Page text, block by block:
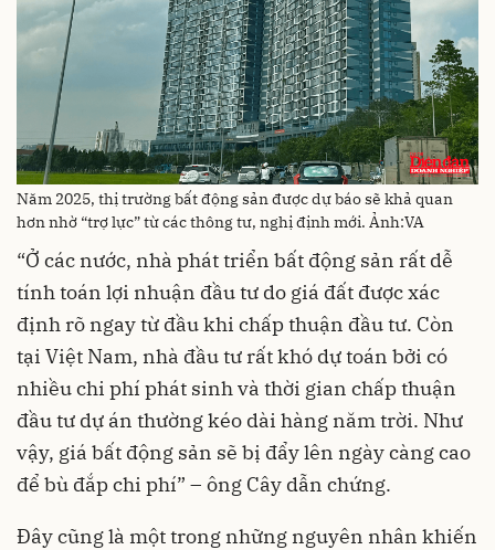
Năm 2025, thị trường bất động sản được dự báo sẽ khả quan
hơn nhờ “trợ lực” từ các thông tư, nghị định mới. Ảnh:VA
“Ở các nước, nhà phát triển bất động sản rất dễ
tính toán lợi nhuận đầu tư do giá đất được xác
định rõ ngay từ đầu khi chấp thuận đầu tư. Còn
tại Việt Nam, nhà đầu tư rất khó dự toán bởi có
nhiều chi phí phát sinh và thời gian chấp thuận
đầu tư dự án thường kéo dài hàng năm trời. Như
vậy, giá bất động sản sẽ bị đẩy lên ngày càng cao
để bù đắp chi phí” – ông Cây dẫn chứng.
Đây cũng là một trong những nguyên nhân khiến